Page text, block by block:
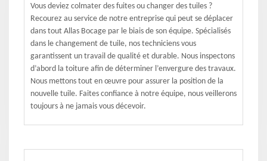
Vous deviez colmater des fuites ou changer des tuiles ?
Recourez au service de notre entreprise qui peut se déplacer
dans tout Allas Bocage par le biais de son équipe. Spécialisés
dans le changement de tuile, nos techniciens vous
garantissent un travail de qualité et durable. Nous inspectons
d’abord la toiture afin de déterminer l’envergure des travaux.
Nous mettons tout en œuvre pour assurer la position de la
nouvelle tuile. Faites confiance à notre équipe, nous veillerons
toujours à ne jamais vous décevoir.